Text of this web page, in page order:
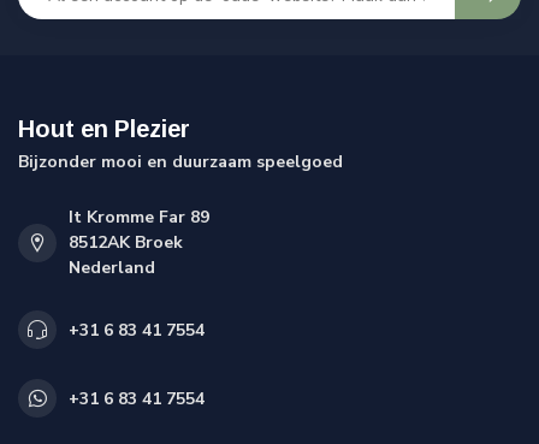
Hout en Plezier
Bijzonder mooi en duurzaam speelgoed
It Kromme Far 89
8512AK Broek
Nederland
+31 6 83 41 7554
+31 6 83 41 7554